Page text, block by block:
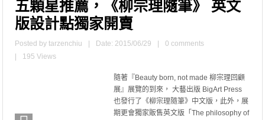
五顆星推薦，《柳宗理隨筆》 英文
版設計點獨家開賣
Posted bytarzenchiu Date: 2015/06/29
0 comments
195 Views
隨著『Beauty born, not made 柳宗理回顧
展』展覽的到來， 大藝出版 BigArt Press
也發行了《柳宗理隨筆》中文版，此外，展
期更會獨家販售英文版「The philosophy of